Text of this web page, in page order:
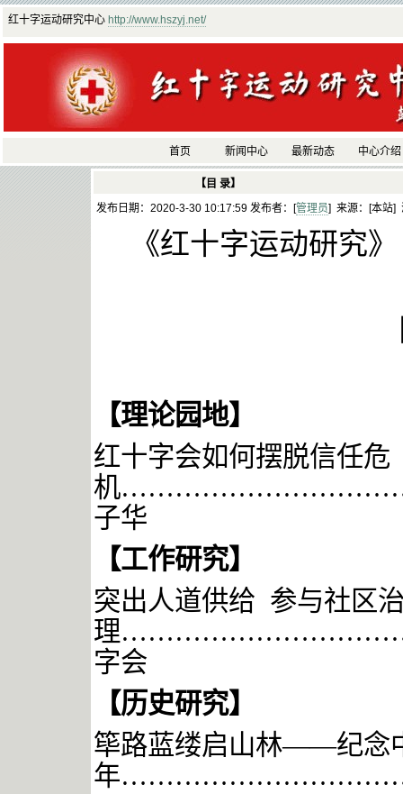
红十字运动研究中心 http://www.hszyj.net/
首页 新闻中心 最新动态 中心介绍
【目 录】
发布日期：2020-3-30 10:17:59 发布者：[管理员] 来源：[本站]
《红十字运动研究
【理论园地】
红十字会如何摆脱信任危
机
子华
【工作研究】
突出人道供给 参与社区
理
字会
【历史研究】
筚路蓝缕启山林——纪念
年